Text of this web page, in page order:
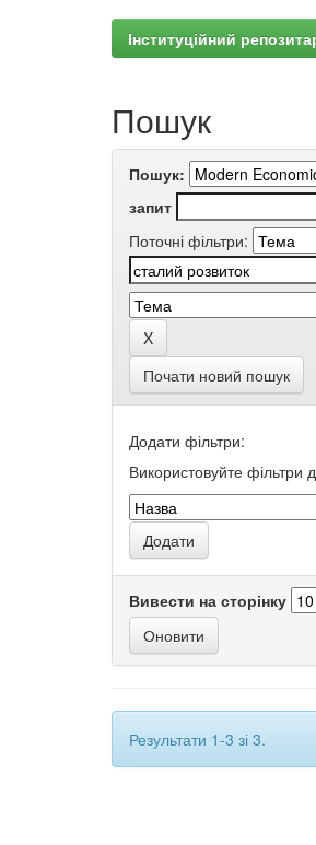
Інституційний
Пошук
Пошук:
запит
Поточні фільтри:
Почати новий пошук
Додати фільтри:
Використовуйте фільтри
Вивести на сторінку
Результати 1-3 зі 3.